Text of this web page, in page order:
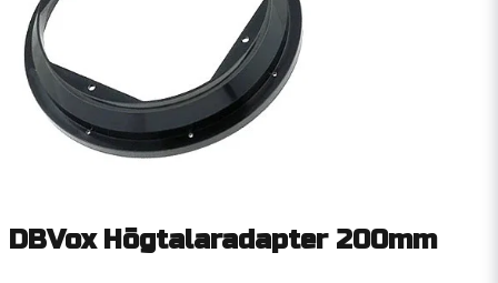
DBVox Högtalaradapter 200mm